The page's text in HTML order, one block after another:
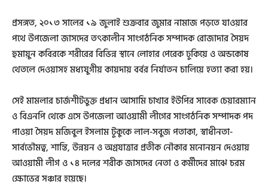
প্রসঙ্গত, ২০১৩ সালের ১৯ জুলাই শুক্রবার জুমার নামাজ পড়তে যাওয়ার
পথে উপজেলা জাসদের তৎকালীন সাংগঠনিক সম্পাদক রোজাদার সৈয়দ
হুমায়ুন কবিরকে শরীরের বিভিন্ন স্থানে লোহার পেরেক ঢুকিয়ে ও অন্ডকোষ
থেতলে দেওয়াসহ মধ্যযুগীয় কায়দায় বর্বর নির্যাতন চালিয়ে হত্যা করা হয়।
সেই মামলার চার্জশীটভুক্ত প্রধান আসামি চাখার ইউপির সাবেক চেয়ারম্যান
ও বিএনপি থেকে এসে উপজেলা আওয়ামী লীগের সাংগঠনিক সম্পাদক পদ
পাওয়া সৈয়দ মজিবুল ইসলাম টুকুকে লাল-সবুজ পতাকা, স্বাধীনতা-
সার্বভৌমত্ব, শান্তি, উন্নয়ন ও অগ্রযাত্রার প্রতীক নৌকার মনোনয়ন দেওয়ায়
আওয়ামী লীগ ও ১৪ দলের শরীক জাসদের নেতা ও কর্মীদের মাঝে চরম
ক্ষোভের সঞ্চার হয়েছে।